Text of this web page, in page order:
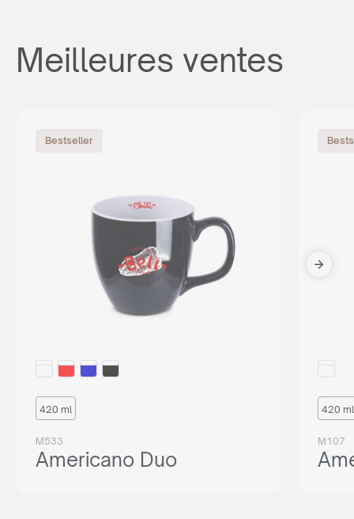
Meilleures ventes
Bestseller
420 ml
M533
Americano Duo
420 ml
M107